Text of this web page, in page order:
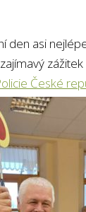
den asi
České